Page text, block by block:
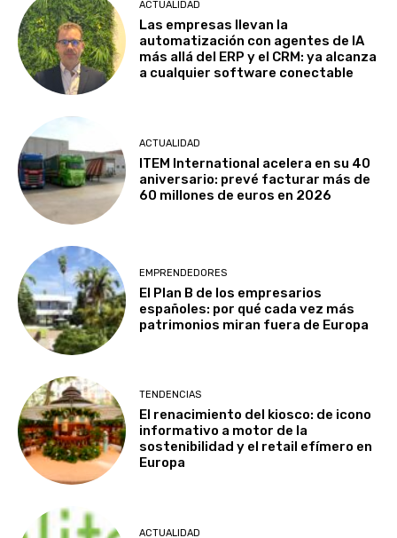
ACTUALIDAD
Las empresas llevan la
automatización con agentes de IA
más allá del ERP y el CRM: ya alcanza
a cualquier software conectable
ACTUALIDAD
ITEM International acelera en su 40
aniversario: prevé facturar más de
60 millones de euros en 2026
EMPRENDEDORES
El Plan B de los empresarios
españoles: por qué cada vez más
patrimonios miran fuera de Europa
TENDENCIAS
El renacimiento del kiosco: de icono
informativo a motor de la
sostenibilidad y el retail efímero en
Europa
ACTUALIDAD